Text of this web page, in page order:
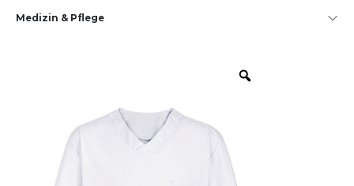
Medizin & Pflege